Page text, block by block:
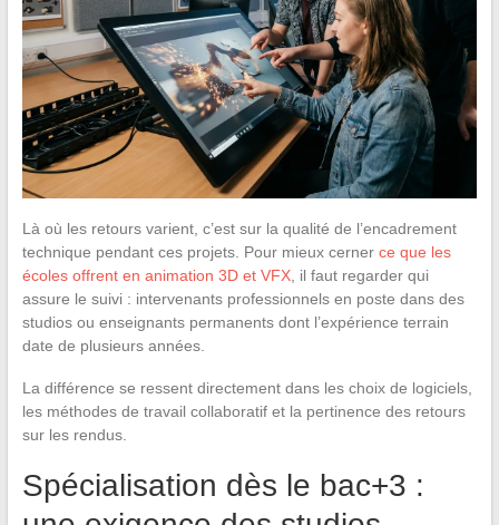
Là où les retours varient, c’est sur la qualité de l’encadrement
technique pendant ces projets. Pour mieux cerner ce que les
écoles offrent en animation 3D et VFX, il faut regarder qui
assure le suivi : intervenants professionnels en poste dans des
studios ou enseignants permanents dont l’expérience terrain
date de plusieurs années.
La différence se ressent directement dans les choix de logiciels,
les méthodes de travail collaboratif et la pertinence des retours
sur les rendus.
Spécialisation dès le bac+3 :